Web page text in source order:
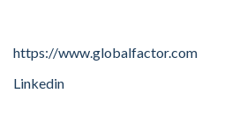
https://www.globalfactor.com
Linkedin